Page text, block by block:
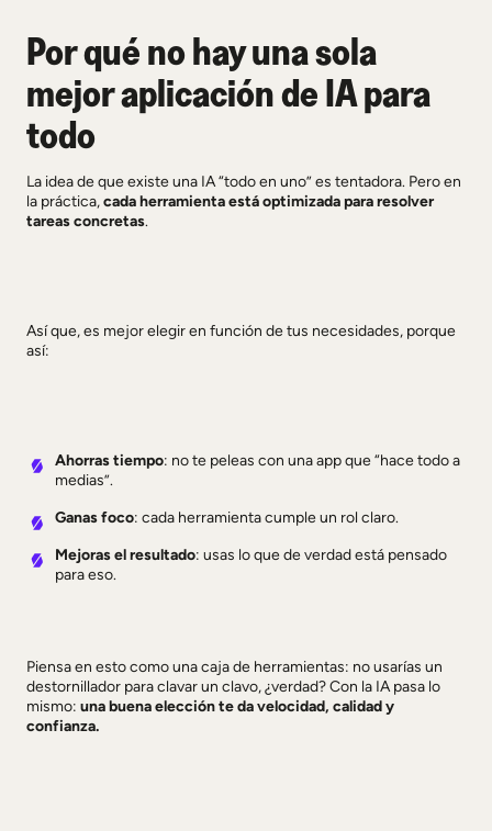
Por qué no hay una sola
mejor aplicación de IA para
todo
La idea de que existe una IA “todo en uno” es tentadora. Pero en
la práctica,cada herramienta está optimizada para resolver
tareas concretas.
Así que, es mejor elegir en función de tus necesidades, porque
así:
Ahorras tiempo: no te peleas con una app que “hace todo a
medias”.
Ganas foco: cada herramienta cumple un rol claro.
Mejoras el resultado: usas lo que de verdad está pensado
para eso.
Piensa en esto como una caja de herramientas: no usarías un
destornillador para clavar un clavo, ¿verdad? Con la IA pasa lo
mismo: una buena elección te da velocidad, calidad y
confianza.